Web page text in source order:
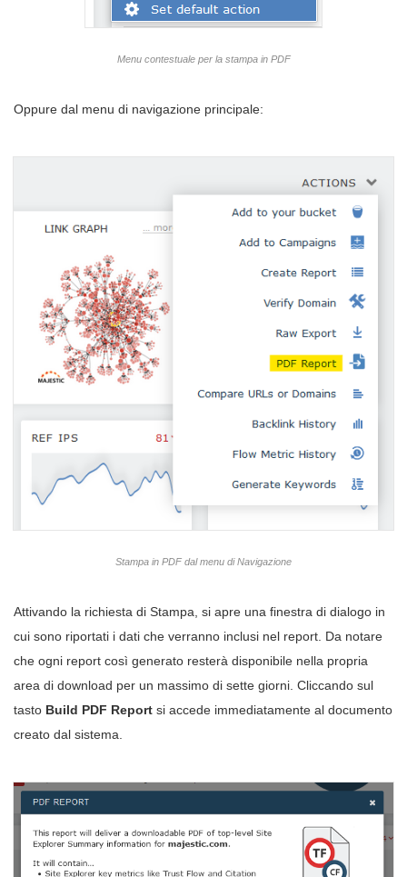
Menu contestuale per la stampa in PDF
Oppure dal menu di navigazione principale:
Stampa in PDF dal menu di Navigazione
Attivando la richiesta di Stampa, si apre una finestra di dialogo in
cui sono riportati i dati che verranno inclusi nel report. Da notare
che ogni report così generato resterà disponibile nella propria
area di download per un massimo di sette giorni. Cliccando sul
tasto Build PDF Report si accede immediatamente al documento
creato dal sistema.